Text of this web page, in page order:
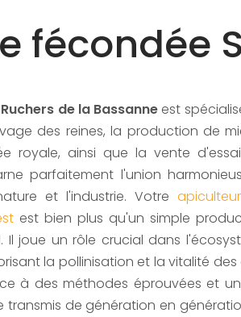
fécondée
de la Bassanne est
des reines, la production de
royale, ainsi que la vente
parfaitement l'union
et l'industrie. Votre
est bien plus qu'un simple
Il joue un rôle crucial dans
la pollinisation et la vitalité des
à des méthodes éprouvées et
transmis de génération en